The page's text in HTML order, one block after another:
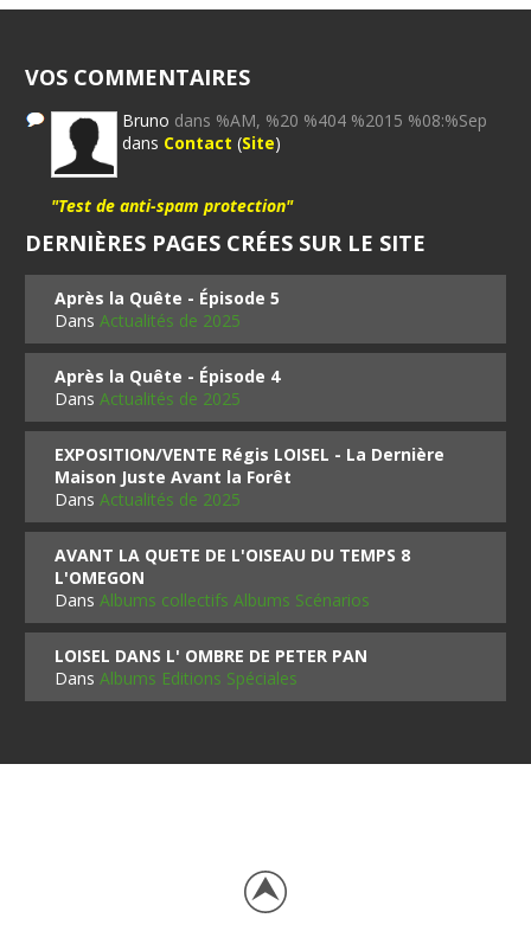
VOS COMMENTAIRES
Bruno dans %AM, %20 %404 %2015 %08:%Sep
dans Contact (Site)
"Test de anti-spam protection"
DERNIÈRES PAGES CRÉES SUR LE SITE
Après la Quête - Épisode 5
DansActualités de 2025
Après la Quête - Épisode 4
DansActualités de 2025
EXPOSITION/VENTE Régis LOISEL - La Dernière
Maison Juste Avant la Forêt
DansActualités de 2025
AVANT LA QUETE DE L'OISEAU DU TEMPS 8
L'OMEGON
DansAlbums collectifs Albums Scénarios
LOISEL DANS L' OMBRE DE PETER PAN
DansAlbums Editions Spéciales